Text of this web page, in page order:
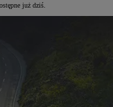
już dziś.